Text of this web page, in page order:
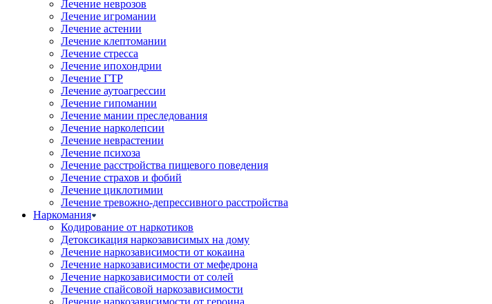
Лечение неврозов
Лечение игромании
Лечение астении
Лечение клептомании
Лечение стресса
Лечение ипохондрии
Лечение ГТР
Лечение аутоагрессии
Лечение гипомании
Лечение мании преследования
Лечение нарколепсии
Лечение неврастении
Лечение психоза
Лечение расстройства пищевого поведения
Лечение страхов и фобий
Лечение циклотимии
Лечение тревожно-депрессивного расстройства
Наркомания
Кодирование от наркотиков
Детоксикация наркозависимых на дому
Лечение наркозависимости от кокаина
Лечение наркозависимости от мефедрона
Лечение наркозависимости от солей
Лечение спайсовой наркозависимости
Лечение наркозависимости от героина